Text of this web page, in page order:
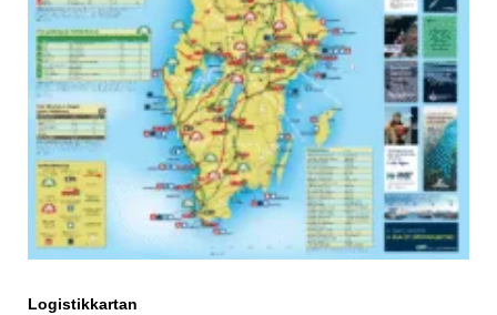
Logistikkartan